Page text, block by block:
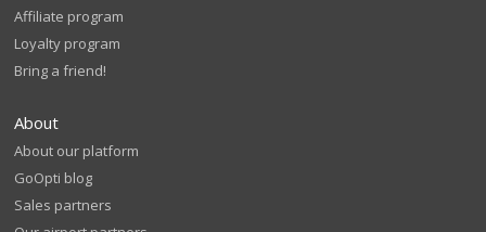
Affiliate program
Loyalty program
Bring a friend!
About
About our platform
GoOpti blog
Sales partners